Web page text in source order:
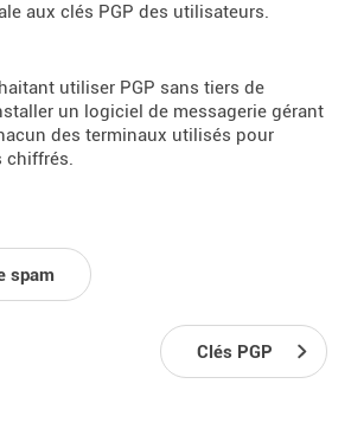
aux clés PGP des utilisateurs.
utiliser PGP sans tiers de
un logiciel de messagerie gérant
des terminaux utilisés pour
chiffrés.
spam
Clés PGP